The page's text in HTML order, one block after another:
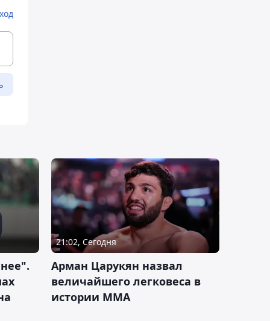
21:02, Сегодня
Арман Царукян назвал
величайшего легковеса в
истории ММА